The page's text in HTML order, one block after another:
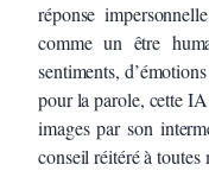
réponse
comme un être
sentiments,
pour la parole, cette
images par son
conseil réitéré à